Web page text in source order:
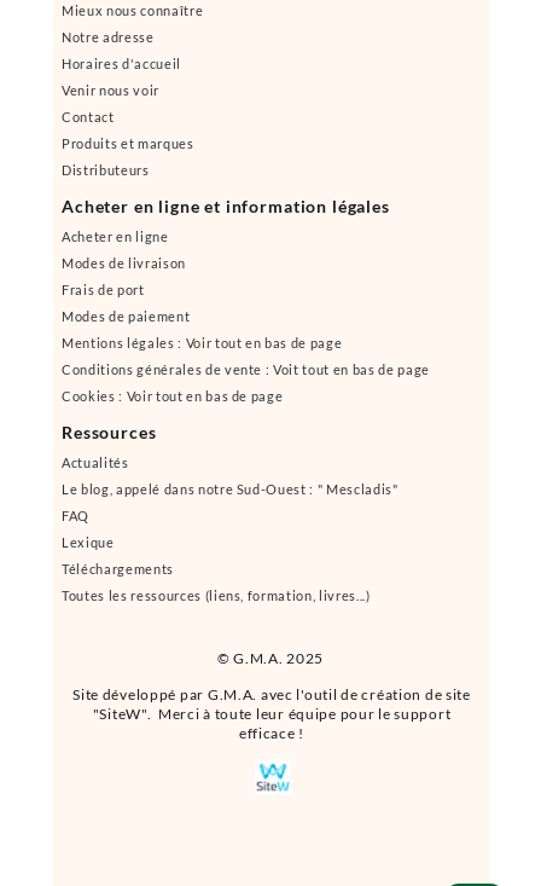
© G.M.A. 2025
Site développé par G.M.A. avec l'outil de création de site
"SiteW". Merci à toute leur équipe pour le support
efficace !
Mieux nous connaître
Notre adresse
Horaires d'accueil
Venir nous voir
Contact
Produits et marques
Distributeurs
Acheter en ligne et information légales
Acheter en ligne
Modes de livraison
Frais de port
Modes de paiement
Mentions légales : Voir tout en bas de page
Conditions générales de vente : Voit tout en bas de page
Cookies : Voir tout en bas de page
Ressources
Actualités
Le blog, appelé dans notre Sud-Ouest : " Mescladis"
FAQ
Lexique
Téléchargements
Toutes les ressources (liens, formation, livres...)